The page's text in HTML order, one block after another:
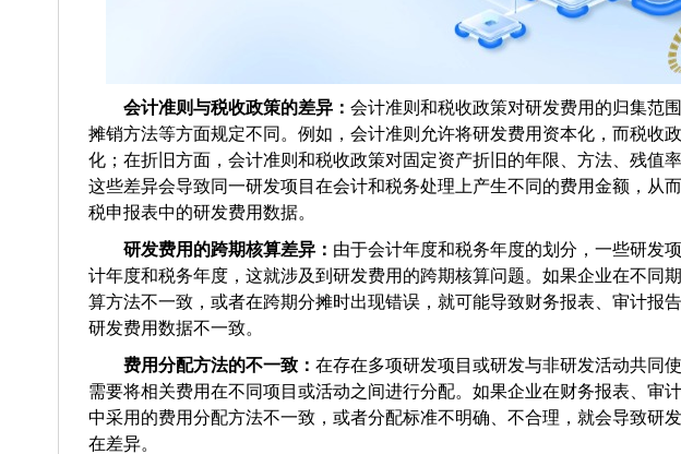
会计准则与税收政策的差异： 会计准则和税收政策对研发费用的归集范
摊销方法等方面规定不同。例如，会计准则允许将研发费用资本化，而税收
化；在折旧方面，会计准则和税收政策对固定资产折旧的年限、方法、残值
这些差异会导致同一研发项目在会计和税务处理上产生不同的费用金额，从
税申报表中的研发费用数据。
研发费用的跨期核算差异： 由于会计年度和税务年度的划分，一些研发
计年度和税务年度，这就涉及到研发费用的跨期核算问题。如果企业在不同
算方法不一致，或者在跨期分摊时出现错误，就可能导致财务报表、审计报
研发费用数据不一致。
费用分配方法的不一致： 在存在多项研发项目或研发与非研发活动共同
需要将相关费用在不同项目或活动之间进行分配。如果企业在财务报表、审
中采用的费用分配方法不一致，或者分配标准不明确、不合理，就会导致研
在差异。